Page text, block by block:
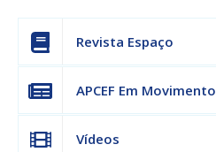
Revista Espaço
APCEF Em Movimento
Vídeos